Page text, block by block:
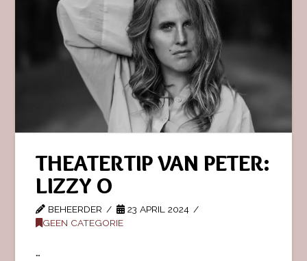
THEATERTIP VAN PETER:
LIZZY O
BEHEERDER
23 APRIL 2024
GEEN CATEGORIE
…